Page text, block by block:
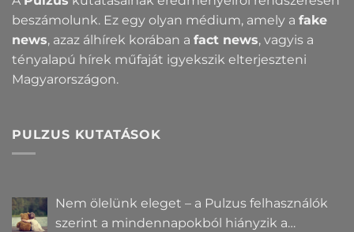
beszámolunk. Ez egy olyan médium, amely a fake
news, azaz álhírek korában a fact news, vagyis a
tényalapú hírek műfaját igyekszik elterjeszteni
Magyarországon.
PULZUS KUTATÁSOK
Nem ölelünk eleget – a Pulzus felhasználók
szerint a mindennapokból hiányzik a